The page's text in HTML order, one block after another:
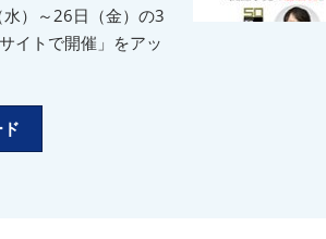
）～26日（金）の3
イトで開催」をアッ